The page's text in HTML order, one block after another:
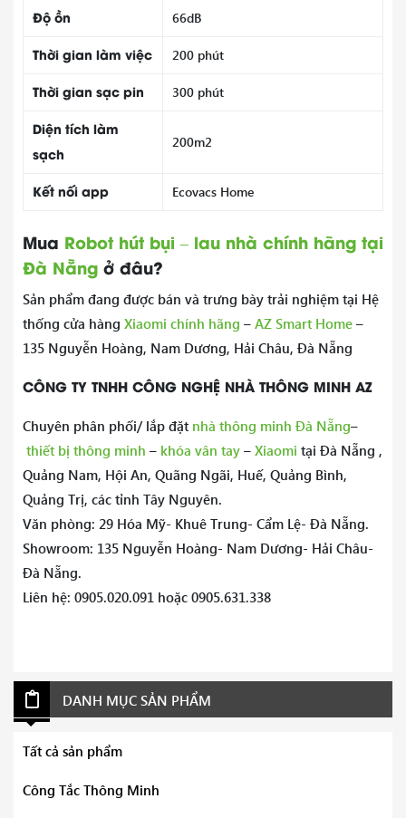
Độ ồn 66dB
Thời gian làm việc 200 phút
Thời gian sạc pin 300 phút
Diện tích làm
sạch
200m2
Kết nối app Ecovacs Home
Mua Robot hút bụi – lau nhà chính hãng tại
Đà Nẵng ở đâu?
Sản phẩm đang được bán và trưng bày trải nghiệm tại Hệ
thống cửa hàng Xiaomi chính hãng – AZ Smart Home –
135 Nguyễn Hoàng, Nam Dương, Hải Châu, Đà Nẵng
CÔNG TY TNHH CÔNG NGHỆ NHÀ THÔNG MINH AZ
Chuyên phân phối/ lắp đặt nhà thông minh Đà Nẵng–
thiết bị thông minh – khóa vân tay – Xiaomi tại Đà Nẵng ,
Quảng Nam, Hội An, Quãng Ngãi, Huế, Quảng Bình,
Quảng Trị, các tỉnh Tây Nguyên.
Văn phòng: 29 Hóa Mỹ- Khuê Trung- Cẩm Lệ- Đà Nẵng.
Showroom: 135 Nguyễn Hoàng- Nam Dương- Hải Châu-
Đà Nẵng.
Liên hệ: 0905.020.091 hoặc 0905.631.338
DANH MỤC SẢN PHẨM
Tất cả sản phẩm
Công Tắc Thông Minh